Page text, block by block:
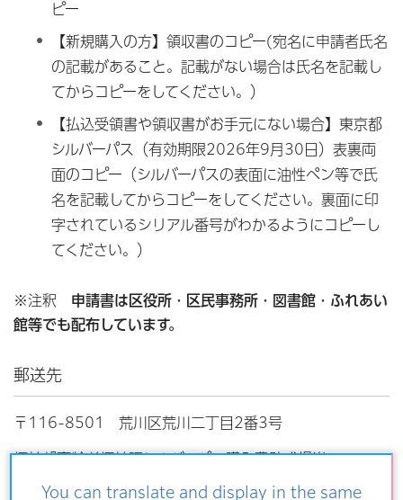
You can translate and display in the same
ピー
【新規購入の方】領収書のコピー(宛名に申請者氏名
の記載があること。記載がない場合は氏名を記載し
てからコピーをしてください。）
【払込受領書や領収書がお手元にない場合】東京都
シルバーパス（有効期限2026年9月30日）表裏両
面のコピー（シルバーパスの表面に油性ペン等で氏
名を記載してからコピーをしてください。裏面に印
字されているシリアル番号がわかるようにコピーし
てください。）
※注釈 申請書は区役所・区民事務所・図書館・ふれあい
館等でも配布しています。
郵送先
〒116-8501 荒川区荒川二丁目2番3号
福祉部高齢者福祉課シルバーパス購入費助成担当